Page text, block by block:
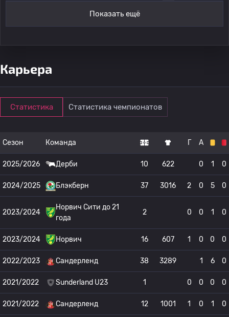
Показать ещё
Карьера
Статистика Статистика чемпионатов
Сезон Команда Г А
2025/2026 Дерби 10 622 0 1 0
2024/2025 Блэкберн 37 3016 2 0 5 0
2023/2024
Норвич Сити до 21
года
2 0 0 1 0
2023/2024 Норвич 16 607 1 0 0 0
2022/2023 Сандерленд 38 3289 1 6 0
2021/2022 Sunderland U23 1 0 0 0 0
2021/2022 Сандерленд 12 1001 1 0 1 0